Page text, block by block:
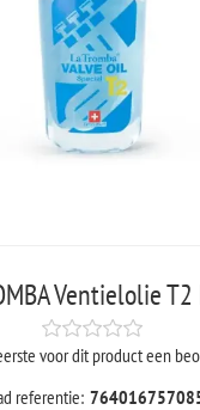
Ventielolie
voor dit product een
referentie: